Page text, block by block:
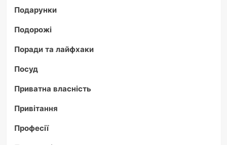
Подарунки
Подорожі
Поради та лайфхаки
Посуд
Приватна власність
Привітання
Професії